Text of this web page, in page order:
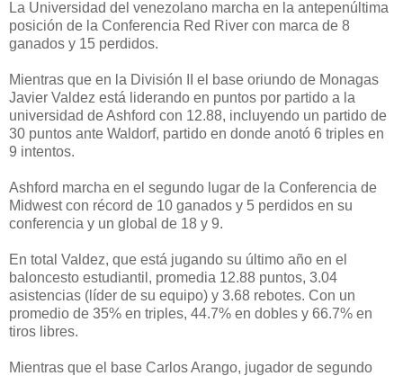
La Universidad del venezolano marcha en la antepenúltima
posición de la Conferencia Red River con marca de 8
ganados y 15 perdidos.
Mientras que en la División II el base oriundo de Monagas
Javier Valdez está liderando en puntos por partido a la
universidad de Ashford con 12.88, incluyendo un partido de
30 puntos ante Waldorf, partido en donde anotó 6 triples en
9 intentos.
Ashford marcha en el segundo lugar de la Conferencia de
Midwest con récord de 10 ganados y 5 perdidos en su
conferencia y un global de 18 y 9.
En total Valdez, que está jugando su último año en el
baloncesto estudiantil, promedia 12.88 puntos, 3.04
asistencias (líder de su equipo) y 3.68 rebotes. Con un
promedio de 35% en triples, 44.7% en dobles y 66.7% en
tiros libres.
Mientras que el base Carlos Arango, jugador de segundo